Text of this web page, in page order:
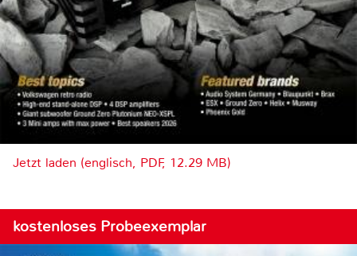
Jetzt laden (englisch, PDF, 12.29 MB)
kostenloses Probeexemplar